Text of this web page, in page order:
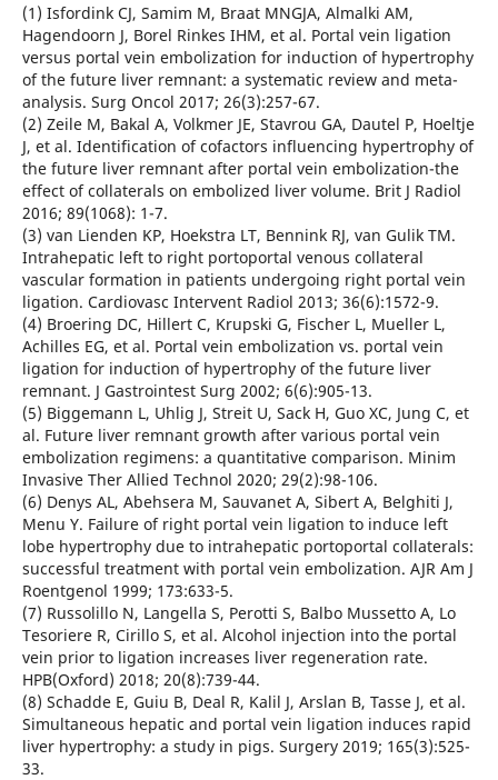
(1) Isfordink CJ, Samim M, Braat MNGJA, Almalki AM,
Hagendoorn J, Borel Rinkes IHM, et al. Portal vein ligation
versus portal vein embolization for induction of hypertrophy
of the future liver remnant: a systematic review and meta-
analysis. Surg Oncol 2017; 26(3):257-67.
(2) Zeile M, Bakal A, Volkmer JE, Stavrou GA, Dautel P, Hoeltje
J, et al. Identification of cofactors influencing hypertrophy of
the future liver remnant after portal vein embolization-the
effect of collaterals on embolized liver volume. Brit J Radiol
2016; 89(1068): 1-7.
(3) van Lienden KP, Hoekstra LT, Bennink RJ, van Gulik TM.
Intrahepatic left to right portoportal venous collateral
vascular formation in patients undergoing right portal vein
ligation. Cardiovasc Intervent Radiol 2013; 36(6):1572-9.
(4) Broering DC, Hillert C, Krupski G, Fischer L, Mueller L,
Achilles EG, et al. Portal vein embolization vs. portal vein
ligation for induction of hypertrophy of the future liver
remnant. J Gastrointest Surg 2002; 6(6):905-13.
(5) Biggemann L, Uhlig J, Streit U, Sack H, Guo XC, Jung C, et
al. Future liver remnant growth after various portal vein
embolization regimens: a quantitative comparison. Minim
Invasive Ther Allied Technol 2020; 29(2):98-106.
(6) Denys AL, Abehsera M, Sauvanet A, Sibert A, Belghiti J,
Menu Y. Failure of right portal vein ligation to induce left
lobe hypertrophy due to intrahepatic portoportal collaterals:
successful treatment with portal vein embolization. AJR Am J
Roentgenol 1999; 173:633-5.
(7) Russolillo N, Langella S, Perotti S, Balbo Mussetto A, Lo
Tesoriere R, Cirillo S, et al. Alcohol injection into the portal
vein prior to ligation increases liver regeneration rate.
HPB(Oxford) 2018; 20(8):739-44.
(8) Schadde E, Guiu B, Deal R, Kalil J, Arslan B, Tasse J, et al.
Simultaneous hepatic and portal vein ligation induces rapid
liver hypertrophy: a study in pigs. Surgery 2019; 165(3):525-
33.